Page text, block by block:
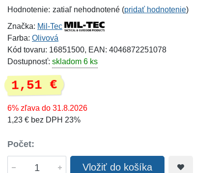
Hodnotenie: zatiaľ nehodnotené (pridať hodnotenie)
Značka: Mil-Tec
Farba: Olivová
Kód tovaru: 16851500, EAN: 4046872251078
Dostupnosť: skladom 6 ks
1,51 €
6% zľava do 31.8.2026
1,23 € bez DPH 23%
Počet:
Vložiť do košíka